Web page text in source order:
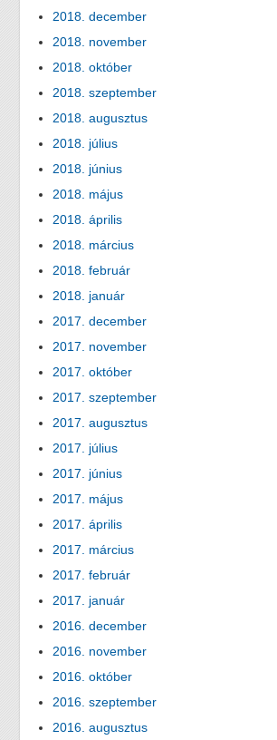
2018. december
2018. november
2018. október
2018. szeptember
2018. augusztus
2018. július
2018. június
2018. május
2018. április
2018. március
2018. február
2018. január
2017. december
2017. november
2017. október
2017. szeptember
2017. augusztus
2017. július
2017. június
2017. május
2017. április
2017. március
2017. február
2017. január
2016. december
2016. november
2016. október
2016. szeptember
2016. augusztus